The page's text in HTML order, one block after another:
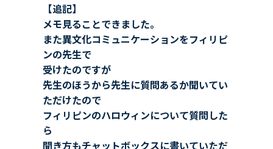
【追記】
メモ見ることできました。
また異文化コミュニケーションをフィリピ
ンの先生で
受けたのですが
先生のほうから先生に質問あるか聞いてい
ただけたので
フィリピンのハロウィンについて質問した
ら
聞き方もチャットボックスに書いていただ